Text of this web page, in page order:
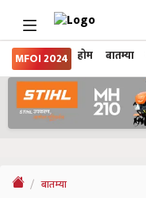
MFOI 2024 होम बातम्या
बातम्या